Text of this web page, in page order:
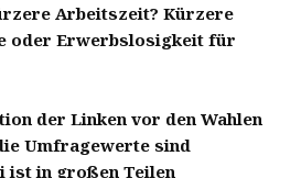
Arbeitszeit? Kürzere
oder Erwerbslosigkeit für
der Linken vor den Wahlen
Umfragewerte sind
ist in großen Teilen